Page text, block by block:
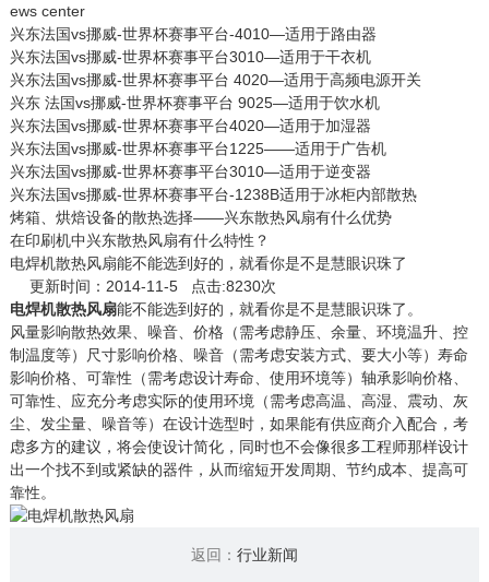
ews center
兴东法国vs挪威-世界杯赛事平台-4010—适用于路由器
兴东法国vs挪威-世界杯赛事平台3010—适用于干衣机
兴东法国vs挪威-世界杯赛事平台 4020—适用于高频电源开关
兴东 法国vs挪威-世界杯赛事平台 9025—适用于饮水机
兴东法国vs挪威-世界杯赛事平台4020—适用于加湿器
兴东法国vs挪威-世界杯赛事平台1225——适用于广告机
兴东法国vs挪威-世界杯赛事平台3010—适用于逆变器
兴东法国vs挪威-世界杯赛事平台-1238B适用于冰柜内部散热
烤箱、烘焙设备的散热选择——兴东散热风扇有什么优势
在印刷机中兴东散热风扇有什么特性？
电焊机散热风扇能不能选到好的，就看你是不是慧眼识珠了
更新时间：2014-11-5 点击:8230次
电焊机散热风扇能不能选到好的，就看你是不是慧眼识珠了。
风量影响散热效果、噪音、价格（需考虑静压、余量、环境温升、控
制温度等）尺寸影响价格、噪音（需考虑安装方式、要大小等）寿命
影响价格、可靠性（需考虑设计寿命、使用环境等）轴承影响价格、
可靠性、应充分考虑实际的使用环境（需考虑高温、高湿、震动、灰
尘、发尘量、噪音等）在设计选型时，如果能有供应商介入配合，考
虑多方的建议，将会使设计简化，同时也不会像很多工程师那样设计
出一个找不到或紧缺的器件，从而缩短开发周期、节约成本、提高可
靠性。
返回： 行业新闻